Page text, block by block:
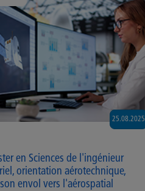
en Sciences de l'ingénieur
orientation aérotechnique,
envol vers l'aérospatial
25.08.2025